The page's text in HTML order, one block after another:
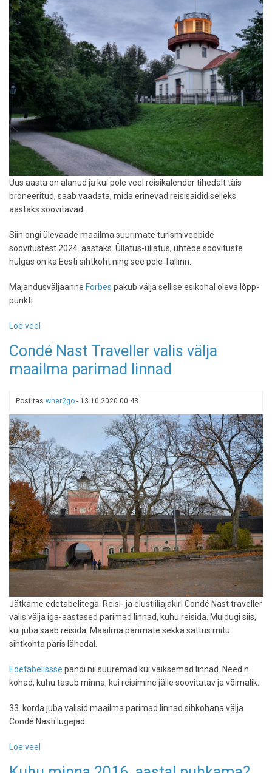
Uus aasta on alanud ja kui pole veel reisikalender tihedalt täis
broneeritud, saab vaadata, mida erinevad reisisaidid selleks
aastaks soovitavad.
Siin ongi ülevaade maailma suurimate turismiveebide
soovitustest 2024. aastaks. Üllatus-üllatus, ühtede soovituste
hulgas on ka Eesti sihtkoht ning see pole Tallinn.
Majandusväljaanne Forbes pakub välja sellise esikohal oleva lõpp-
punkti:
Loe veel
ei
saa
need
sihtkohad
2024.
aastal
Condé Nast Traveller valis välja
maailma parimad linnad
Postitas wher2go - 13.10.2020 00:43
Jätkame edetabelitega. Reisi- ja elustiiliajakiri Condé Nast traveller
valis välja iga-aastased parimad linnad, kuhu reisida. Muidugi siis,
kui juba saab reisida. Maailma parimate sekka sattus mitu
sihtkohta päris lähedal.
Edetabelissse pandi nii suuremad kui väiksemad linnad. Need n
kohad, kuhu tasub minna, kui reisimine jälle soovitatav ja võimalik.
33. korda juba valisid maailma parimad linnad sihkohana välja
Condé Nasti lugejad.
Loe veel